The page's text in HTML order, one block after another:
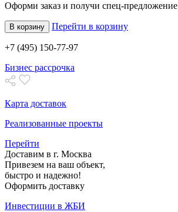
Оформи заказ и получи спец-предложение
В корзину Перейти в корзину
+7 (495) 150-77-97
Бизнес рассрочка
Карта доставок
Реализованные проекты
Перейти
Доставим в г. Москва
Привезем на ваш объект,
быстро и надежно!
Оформить доставку
Инвестиции в ЖБИ